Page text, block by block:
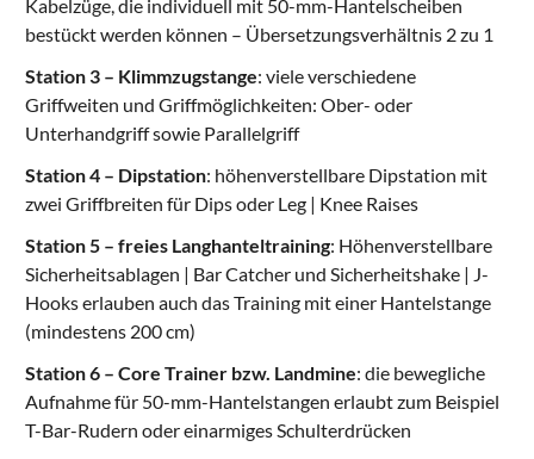
Kabelzüge, die individuell mit 50-mm-Hantelscheiben
bestückt werden können – Übersetzungsverhältnis 2 zu 1
Station 3 – Klimmzugstange: viele verschiedene
Griffweiten und Griffmöglichkeiten: Ober- oder
Unterhandgriff sowie Parallelgriff
Station 4 – Dipstation: höhenverstellbare Dipstation mit
zwei Griffbreiten für Dips oder Leg | Knee Raises
Station 5 – freies Langhanteltraining: Höhenverstellbare
Sicherheitsablagen | Bar Catcher und Sicherheitshake | J-
Hooks erlauben auch das Training mit einer Hantelstange
(mindestens 200 cm)
Station 6 – Core Trainer bzw. Landmine: die bewegliche
Aufnahme für 50-mm-Hantelstangen erlaubt zum Beispiel
T-Bar-Rudern oder einarmiges Schulterdrücken